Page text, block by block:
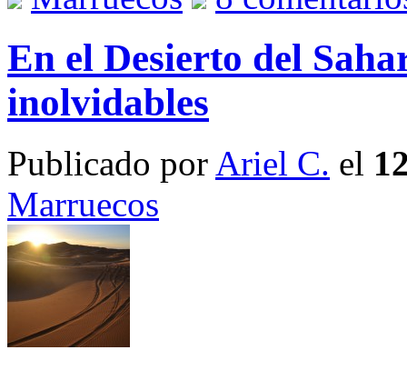
En el Desierto del
inolvidables
Publicado por Ariel C. el
Marruecos